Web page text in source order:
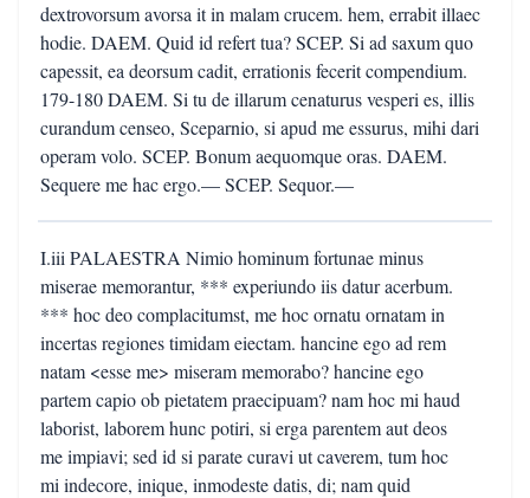
dextrovorsum avorsa it in malam crucem. hem, errabit illaec
hodie. DAEM. Quid id refert tua? SCEP. Si ad saxum quo
capessit, ea deorsum cadit, errationis fecerit compendium.
179-180 DAEM. Si tu de illarum cenaturus vesperi es, illis
curandum censeo, Sceparnio, si apud me essurus, mihi dari
operam volo. SCEP. Bonum aequomque oras. DAEM.
Sequere me hac ergo.— SCEP. Sequor.—
I.iii PALAESTRA Nimio hominum fortunae minus
miserae memorantur, *** experiundo iis datur acerbum.
*** hoc deo complacitumst, me hoc ornatu ornatam in
incertas regiones timidam eiectam. hancine ego ad rem
natam <esse me> miseram memorabo? hancine ego
partem capio ob pietatem praecipuam? nam hoc mi haud
laborist, laborem hunc potiri, si erga parentem aut deos
me impiavi; sed id si parate curavi ut caverem, tum hoc
mi indecore, inique, inmodeste datis, di; nam quid